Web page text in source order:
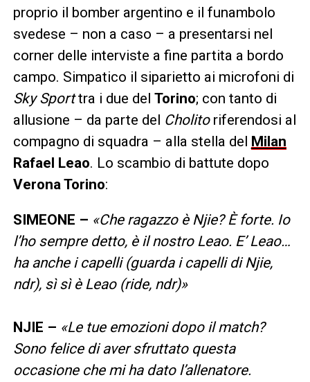
proprio il bomber argentino e il funambolo
svedese – non a caso – a presentarsi nel
corner delle interviste a fine partita a bordo
campo. Simpatico il siparietto ai microfoni di
Sky Sporttra i due del Torino; con tanto di
allusione – da parte del Cholito riferendosi al
compagno di squadra – alla stella del Milan
Rafael Leao. Lo scambio di battute dopo
Verona Torino:
SIMEONE – «Che ragazzo è Njie? È forte. Io
l’ho sempre detto, è il nostro Leao. E’ Leao…
ha anche i capelli (guarda i capelli di Njie,
ndr), sì sì è Leao (ride, ndr)»
NJIE – «Le tue emozioni dopo il match?
Sono felice di aver sfruttato questa
occasione che mi ha dato l’allenatore.